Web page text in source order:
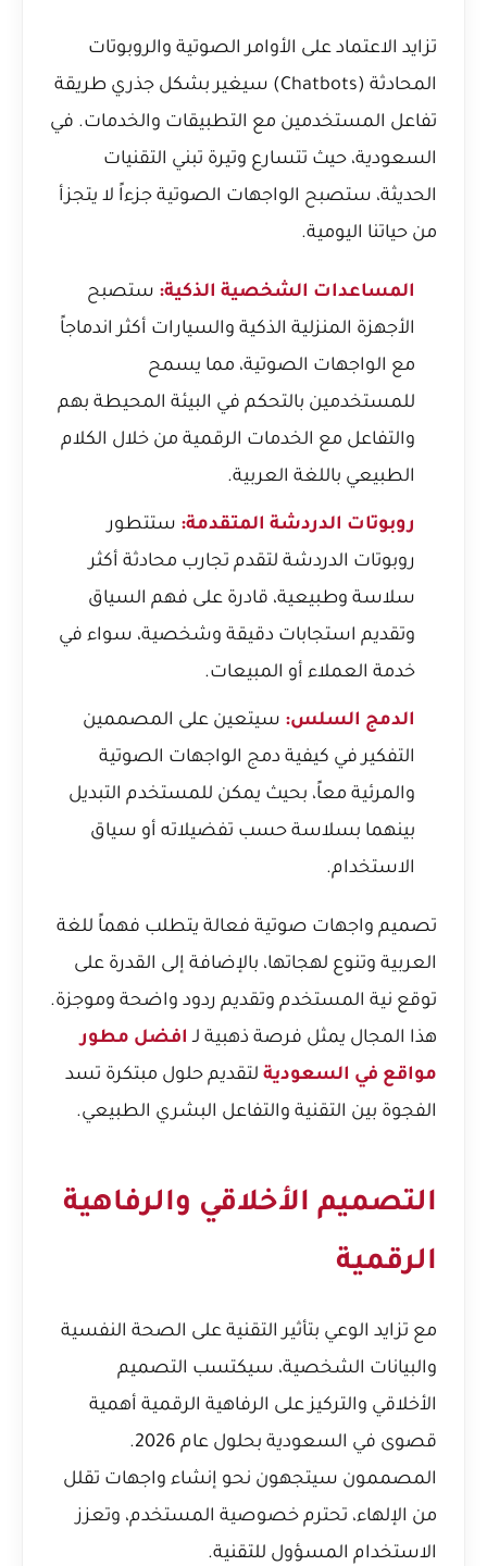
تزايد الاعتماد على الأوامر الصوتية والروبوتات
المحادثة (Chatbots) سيغير بشكل جذري طريقة
تفاعل المستخدمين مع التطبيقات والخدمات. في
السعودية، حيث تتسارع وتيرة تبني التقنيات
الحديثة، ستصبح الواجهات الصوتية جزءاً لا يتجزأ
من حياتنا اليومية.
المساعدات الشخصية الذكية: ستصبح
الأجهزة المنزلية الذكية والسيارات أكثر اندماجاً
مع الواجهات الصوتية، مما يسمح
للمستخدمين بالتحكم في البيئة المحيطة بهم
والتفاعل مع الخدمات الرقمية من خلال الكلام
الطبيعي باللغة العربية.
روبوتات الدردشة المتقدمة: ستتطور
روبوتات الدردشة لتقدم تجارب محادثة أكثر
سلاسة وطبيعية، قادرة على فهم السياق
وتقديم استجابات دقيقة وشخصية، سواء في
خدمة العملاء أو المبيعات.
الدمج السلس: سيتعين على المصممين
التفكير في كيفية دمج الواجهات الصوتية
والمرئية معاً، بحيث يمكن للمستخدم التبديل
بينهما بسلاسة حسب تفضيلاته أو سياق
الاستخدام.
تصميم واجهات صوتية فعالة يتطلب فهماً للغة
العربية وتنوع لهجاتها، بالإضافة إلى القدرة على
توقع نية المستخدم وتقديم ردود واضحة وموجزة.
هذا المجال يمثل فرصة ذهبية لـ افضل مطور
مواقع في السعودية لتقديم حلول مبتكرة تسد
الفجوة بين التقنية والتفاعل البشري الطبيعي.
التصميم الأخلاقي والرفاهية
الرقمية
مع تزايد الوعي بتأثير التقنية على الصحة النفسية
والبيانات الشخصية، سيكتسب التصميم
الأخلاقي والتركيز على الرفاهية الرقمية أهمية
قصوى في السعودية بحلول عام 2026.
المصممون سيتجهون نحو إنشاء واجهات تقلل
من الإلهاء، تحترم خصوصية المستخدم، وتعزز
الاستخدام المسؤول للتقنية.